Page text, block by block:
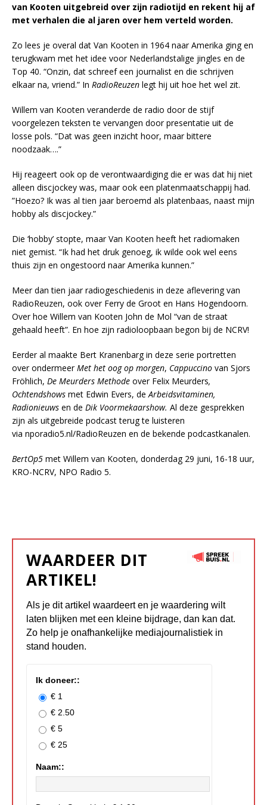
van Kooten uitgebreid over zijn radiotijd en rekent hij af
met verhalen die al jaren over hem verteld worden.
Zo lees je overal dat Van Kooten in 1964 naar Amerika ging en
terugkwam met het idee voor Nederlandstalige jingles en de
Top 40. “Onzin, dat schreef een journalist en die schrijven
elkaar na, vriend.” In RadioReuzen legt hij uit hoe het wel zit.
Willem van Kooten veranderde de radio door de stijf
voorgelezen teksten te vervangen door presentatie uit de
losse pols. “Dat was geen inzicht hoor, maar bittere
noodzaak….”
Hij reageert ook op de verontwaardiging die er was dat hij niet
alleen discjockey was, maar ook een platenmaatschappij had.
”Hoezo? Ik was al tien jaar beroemd als platenbaas, naast mijn
hobby als discjockey.”
Die ‘hobby’ stopte, maar Van Kooten heeft het radiomaken
niet gemist. “Ik had het druk genoeg, ik wilde ook wel eens
thuis zijn en ongestoord naar Amerika kunnen.”
Meer dan tien jaar radiogeschiedenis in deze aflevering van
RadioReuzen, ook over Ferry de Groot en Hans Hogendoorn.
Over hoe Willem van Kooten John de Mol “van de straat
gehaald heeft”. En hoe zijn radioloopbaan begon bij de NCRV!
Eerder al maakte Bert Kranenbarg in deze serie portretten
over ondermeerMet het oog op morgen, Cappuccino van Sjors
Fröhlich, De Meurders Methode over Felix Meurders,
Ochtendshows met Edwin Evers, de Arbeidsvitaminen,
Radionieuws en de Dik Voormekaarshow. Al deze gesprekken
zijn als uitgebreide podcast terug te luisteren
via nporadio5.nl/RadioReuzen en de bekende podcastkanalen.
BertOp5 met Willem van Kooten, donderdag 29 juni, 16-18 uur,
KRO-NCRV, NPO Radio 5.
WAARDEER DIT
ARTIKEL!
Als je dit artikel waardeert en je waardering wilt
laten blijken met een kleine bijdrage, dan kan dat.
Zo help je onafhankelijke mediajournalistiek in
stand houden.
Ik doneer::
€ 1
€ 2.50
€ 5
€ 25
Naam::